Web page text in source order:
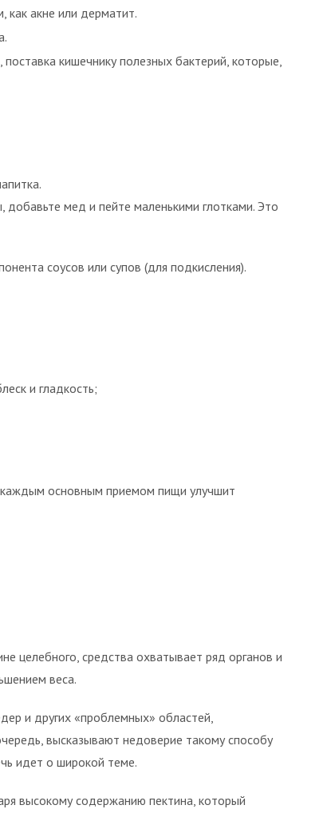
акне или дерматит.
кишечнику полезных бактерий, которые,
добавьте мед и пейте маленькими глотками. Это
соусов или супов (для подкисления).
и гладкость;
каждым основным приемом пищи улучшит
целебного, средства охватывает ряд органов и
веса.
и других «проблемных» областей,
высказывают недоверие такому способу
идет о широкой теме.
высокому содержанию пектина, который